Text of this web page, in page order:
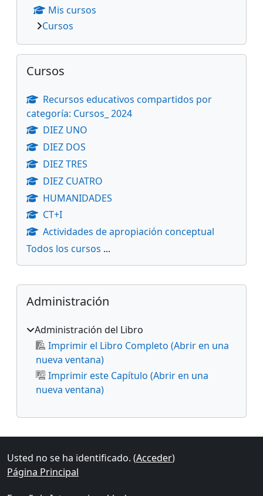
Mis cursos
Cursos
Salta Cursos
Cursos
Recursos educativos compartidos por
categoría: Cursos_ 2024
DIEZ UNO
DIEZ DOS
DIEZ TRES
DIEZ CUATRO
HUMANIDADES
CT+I
Actividades de apropiación conceptual
Todos los cursos ...
Bloques suplementarios
Salta Administración
Administración
Administración del Libro
Imprimir el Libro Completo (Abrir en una
nueva ventana)
Imprimir este Capítulo (Abrir en una
nueva ventana)
Usted no se ha identificado. (Acceder)
Página Principal